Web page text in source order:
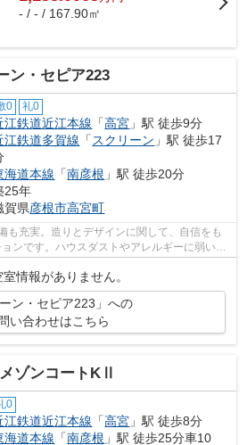
- / - / 167.90㎡
ン・セピア223
0 礼0
江鉄道近江本線 「高宮 」駅 徒歩9分
江鉄道多賀線 「スクリーン 」駅 徒歩17
海道本線 「南彦根 」駅 徒歩20分
25年
賀県彦根市高宮町
も充実。造りとデザインに関して、自信をも
ンです。ハウスダストやアレルギーに弱い方
情報がありません。
ーン・セピア223」への
い合わせはこちら
ゾンコートKⅡ
0
江鉄道近江本線 「高宮 」駅 徒歩8分
海道本線 「南彦根 」駅 徒歩25分車10